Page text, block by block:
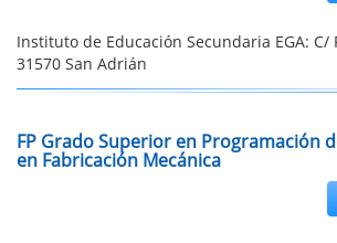
Instituto de Educación Secundaria EGA: C/
31570 San Adrián
FP Grado Superior en Programación
en Fabricación Mecánica